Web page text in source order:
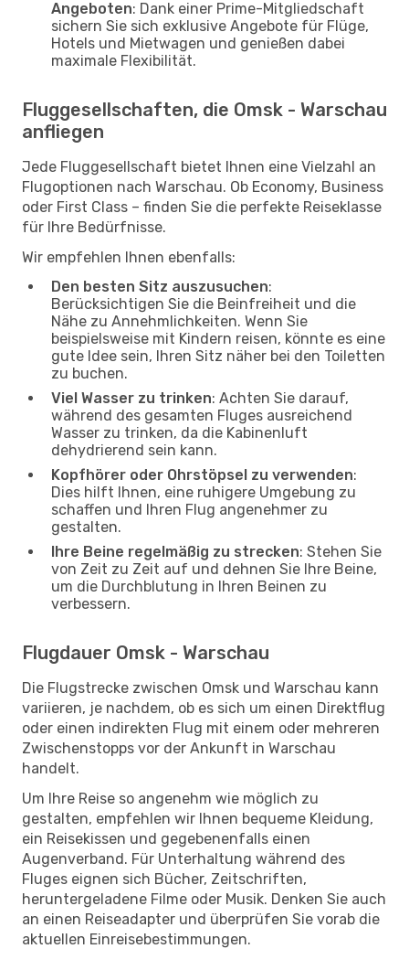
Angeboten: Dank einer Prime-Mitgliedschaft
sichern Sie sich exklusive Angebote für Flüge,
Hotels und Mietwagen und genießen dabei
maximale Flexibilität.
Fluggesellschaften, die Omsk - Warschau
anfliegen
Jede Fluggesellschaft bietet Ihnen eine Vielzahl an
Flugoptionen nach Warschau. Ob Economy, Business
oder First Class – finden Sie die perfekte Reiseklasse
für Ihre Bedürfnisse.
Wir empfehlen Ihnen ebenfalls:
Den besten Sitz auszusuchen:
Berücksichtigen Sie die Beinfreiheit und die
Nähe zu Annehmlichkeiten. Wenn Sie
beispielsweise mit Kindern reisen, könnte es eine
gute Idee sein, Ihren Sitz näher bei den Toiletten
zu buchen.
Viel Wasser zu trinken: Achten Sie darauf,
während des gesamten Fluges ausreichend
Wasser zu trinken, da die Kabinenluft
dehydrierend sein kann.
Kopfhörer oder Ohrstöpsel zu verwenden:
Dies hilft Ihnen, eine ruhigere Umgebung zu
schaffen und Ihren Flug angenehmer zu
gestalten.
Ihre Beine regelmäßig zu strecken: Stehen Sie
von Zeit zu Zeit auf und dehnen Sie Ihre Beine,
um die Durchblutung in Ihren Beinen zu
verbessern.
Flugdauer Omsk - Warschau
Die Flugstrecke zwischen Omsk und Warschau kann
variieren, je nachdem, ob es sich um einen Direktflug
oder einen indirekten Flug mit einem oder mehreren
Zwischenstopps vor der Ankunft in Warschau
handelt.
Um Ihre Reise so angenehm wie möglich zu
gestalten, empfehlen wir Ihnen bequeme Kleidung,
ein Reisekissen und gegebenenfalls einen
Augenverband. Für Unterhaltung während des
Fluges eignen sich Bücher, Zeitschriften,
heruntergeladene Filme oder Musik. Denken Sie auch
an einen Reiseadapter und überprüfen Sie vorab die
aktuellen Einreisebestimmungen.